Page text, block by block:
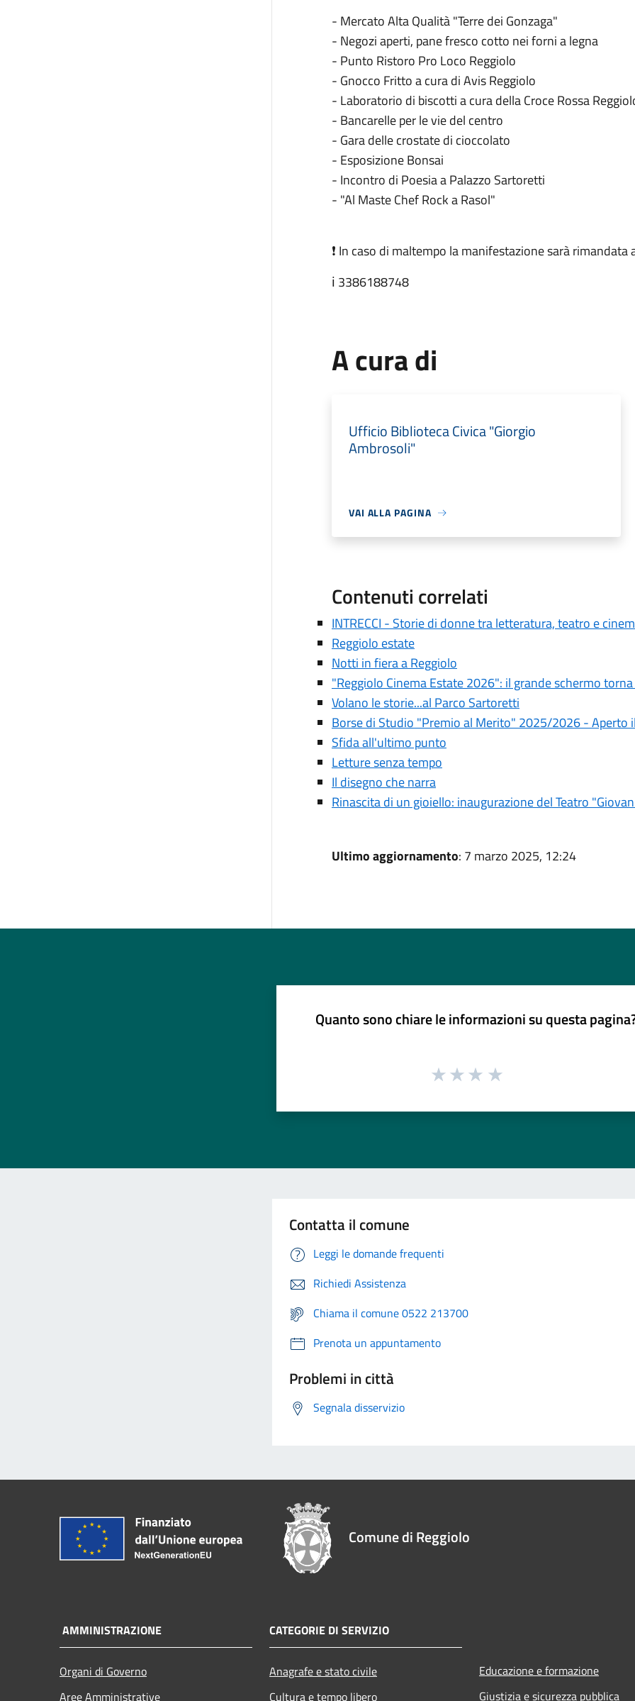
- Mercato Alta Qualità "Terre dei Gonzaga"
- Negozi aperti, pane fresco cotto nei forni a legna
- Punto Ristoro Pro Loco Reggiolo
- Gnocco Fritto a cura di Avis Reggiolo
- Laboratorio di biscotti a cura della Croce Rossa
- Bancarelle per le vie del centro
- Gara delle crostate di cioccolato
- Esposizione Bonsai
- Incontro di Poesia a Palazzo Sartoretti
- "Al Maste Chef Rock a Rasol"
❗ In caso di maltempo la manifestazione sarà
ℹ️ 3386188748
A cura di
Ufficio Biblioteca Civica "Giorgio
Ambrosoli"
VAI ALLA PAGINA
Contenuti correlati
INTRECCI - Storie di donne tra letteratura, teatro e
Reggiolo estate
Notti in fiera a Reggiolo
"Reggiolo Cinema Estate 2026": il grande schermo
Volano le storie...al Parco Sartoretti
Borse di Studio "Premio al Merito" 2025/2026 - Aperto
Sfida all'ultimo punto
Letture senza tempo
Il disegno che narra
Rinascita di un gioiello: inaugurazione del Teatro
Ultimo aggiornamento: 7 marzo 2025, 12:24
Quanto sono chiare le informazioni su questa
Contatta il comune
Leggi le domande frequenti
Richiedi Assistenza
Chiama il comune 0522 213700
Prenota un appuntamento
Problemi in città
Segnala disservizio
Comune di Reggiolo
AMMINISTRAZIONE
Organi di Governo
Aree Amministrative
CATEGORIE DI SERVIZIO
Anagrafe e stato civile
Cultura e tempo libero
Educazione e formazione
Giustizia e sicurezza pubblica